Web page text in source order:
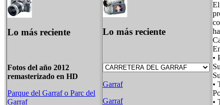
Lo más reciente
Fotos del año 2012
remasterizado en HD
Parque del Garraf o Parc del
Garraf
Lo más reciente
Garraf
Garraf
•
•
•